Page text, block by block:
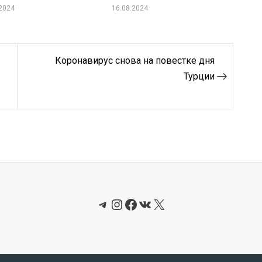
16.08.2024
Коронавирус снова на повестке дня
Турции
Telegram
Instagram
Facebook
ВКонтакте
X